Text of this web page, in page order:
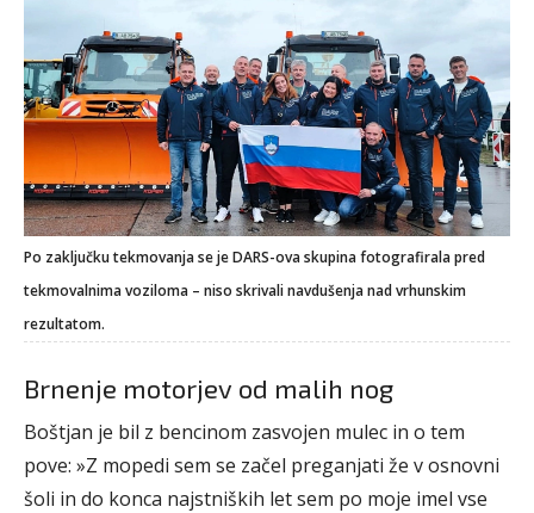
Po zaključku tekmovanja se je DARS-ova skupina fotografirala pred
tekmovalnima voziloma – niso skrivali navdušenja nad vrhunskim
rezultatom.
Brnenje motorjev od malih nog
Boštjan je bil z bencinom zasvojen mulec in o tem
pove: »Z mopedi sem se začel preganjati že v osnovni
šoli in do konca najstniških let sem po moje imel vse